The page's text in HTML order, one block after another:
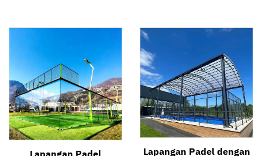
Lapangan Padel
Lapangan Padel dengan